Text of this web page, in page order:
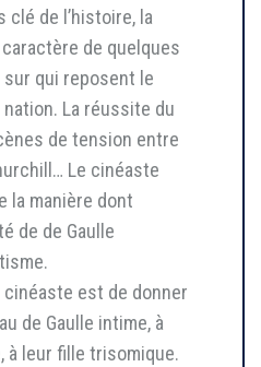
clé de l’histoire, la
de quelques
sur qui reposent le
La réussite du
de tension entre
Le cinéaste
la manière dont
de de Gaulle
cinéaste est de donner
de Gaulle intime, à
à leur fille trisomique.